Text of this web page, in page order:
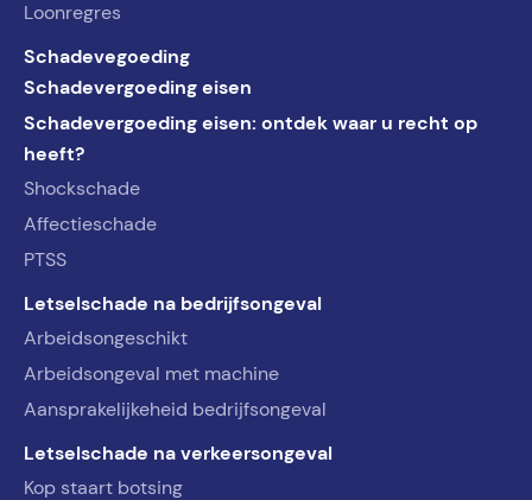
Loonregres
Schadevegoeding
Schadevergoeding eisen
Schadevergoeding eisen: ontdek waar u recht op
heeft?
Shockschade
Affectieschade
PTSS
Letselschade na bedrijfsongeval
Arbeidsongeschikt
Arbeidsongeval met machine
Aansprakelijkeheid bedrijfsongeval
Letselschade na verkeersongeval
Kop staart botsing